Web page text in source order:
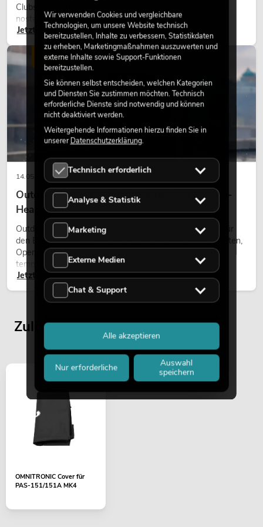
Clubs und bei Events. Retro-Licht ist dabei kein rein
nostalgischer Effekt, sondern ein bewusst eingesetztes
Gestaltungsmittel: Es schafft Atmosphäre, gibt Szenen
Charakter und kann technische LED-Setups emotionaler
wirken lassen.
Jetzt lesen
14.05.2026
Outdoor Moving-Heads: Wetterfeste Moving-
Heads bei Events
Outdoor Moving-Heads sind bewegliche Scheinwerfer für
den Einsatz im Freien. Sie werden bei Festivals, Stadtfesten,
Open-Air-Konzerten, Architekturinszenierungen und
temporären Außeninstallationen eingesetzt.
Jetzt lesen
LICHT
Zuletzt angesehene Artikel
OMNITRONIC Cover für
PAS-151/151A MK4
Wir verwenden Cookies und vergleichbare
Technologien, um unsere Website technisch
bereitzustellen, Inhalte zu verbessern, Statistikdaten
zu erheben, Marketingmaßnahmen auszuwerten und
externe Inhalte sowie Support-Funktionen
bereitzustellen.
Sie können selbst entscheiden, welchen Kategorien
und Diensten Sie zustimmen möchten. Technisch
erforderliche Dienste sind notwendig und können
nicht deaktiviert werden.
Weitergehende Informationen hierzu finden Sie in
unsererDatenschutzerklärung.
Technisch erforderlich
Analyse & Statistik
Marketing
Externe Medien
Chat & Support
Nur erforderliche
Auswahl
speichern
Alle akzeptieren